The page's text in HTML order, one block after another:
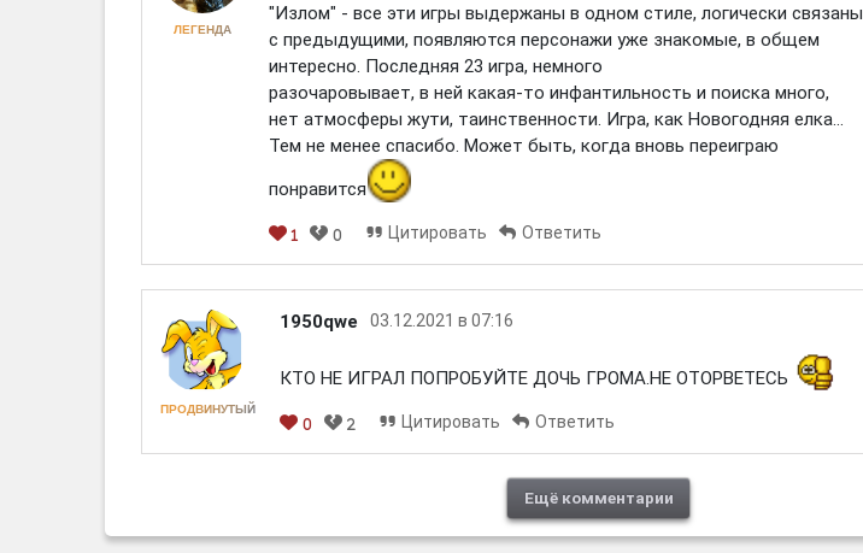
ЛЕГЕНДА
"Излом" - все эти игры выдержаны в одном стиле, логически связаны
с предыдущими, появляются персонажи уже знакомые, в общем
интересно. Последняя 23 игра, немного
разочаровывает, в ней какая-то инфантильность и поиска много,
нет атмосферы жути, таинственности. Игра, как Новогодняя елка...
Тем не менее спасибо. Может быть, когда вновь переиграю
понравится
1 0 Цитировать Ответить
ПРОДВИНУТЫЙ
1950qwe 03.12.2021 в 07:16
КТО НЕ ИГРАЛ ПОПРОБУЙТЕ ДОЧЬ ГРОМА.НЕ ОТОРВЕТЕСЬ
0 2 Цитировать Ответить
Ещё комментарии